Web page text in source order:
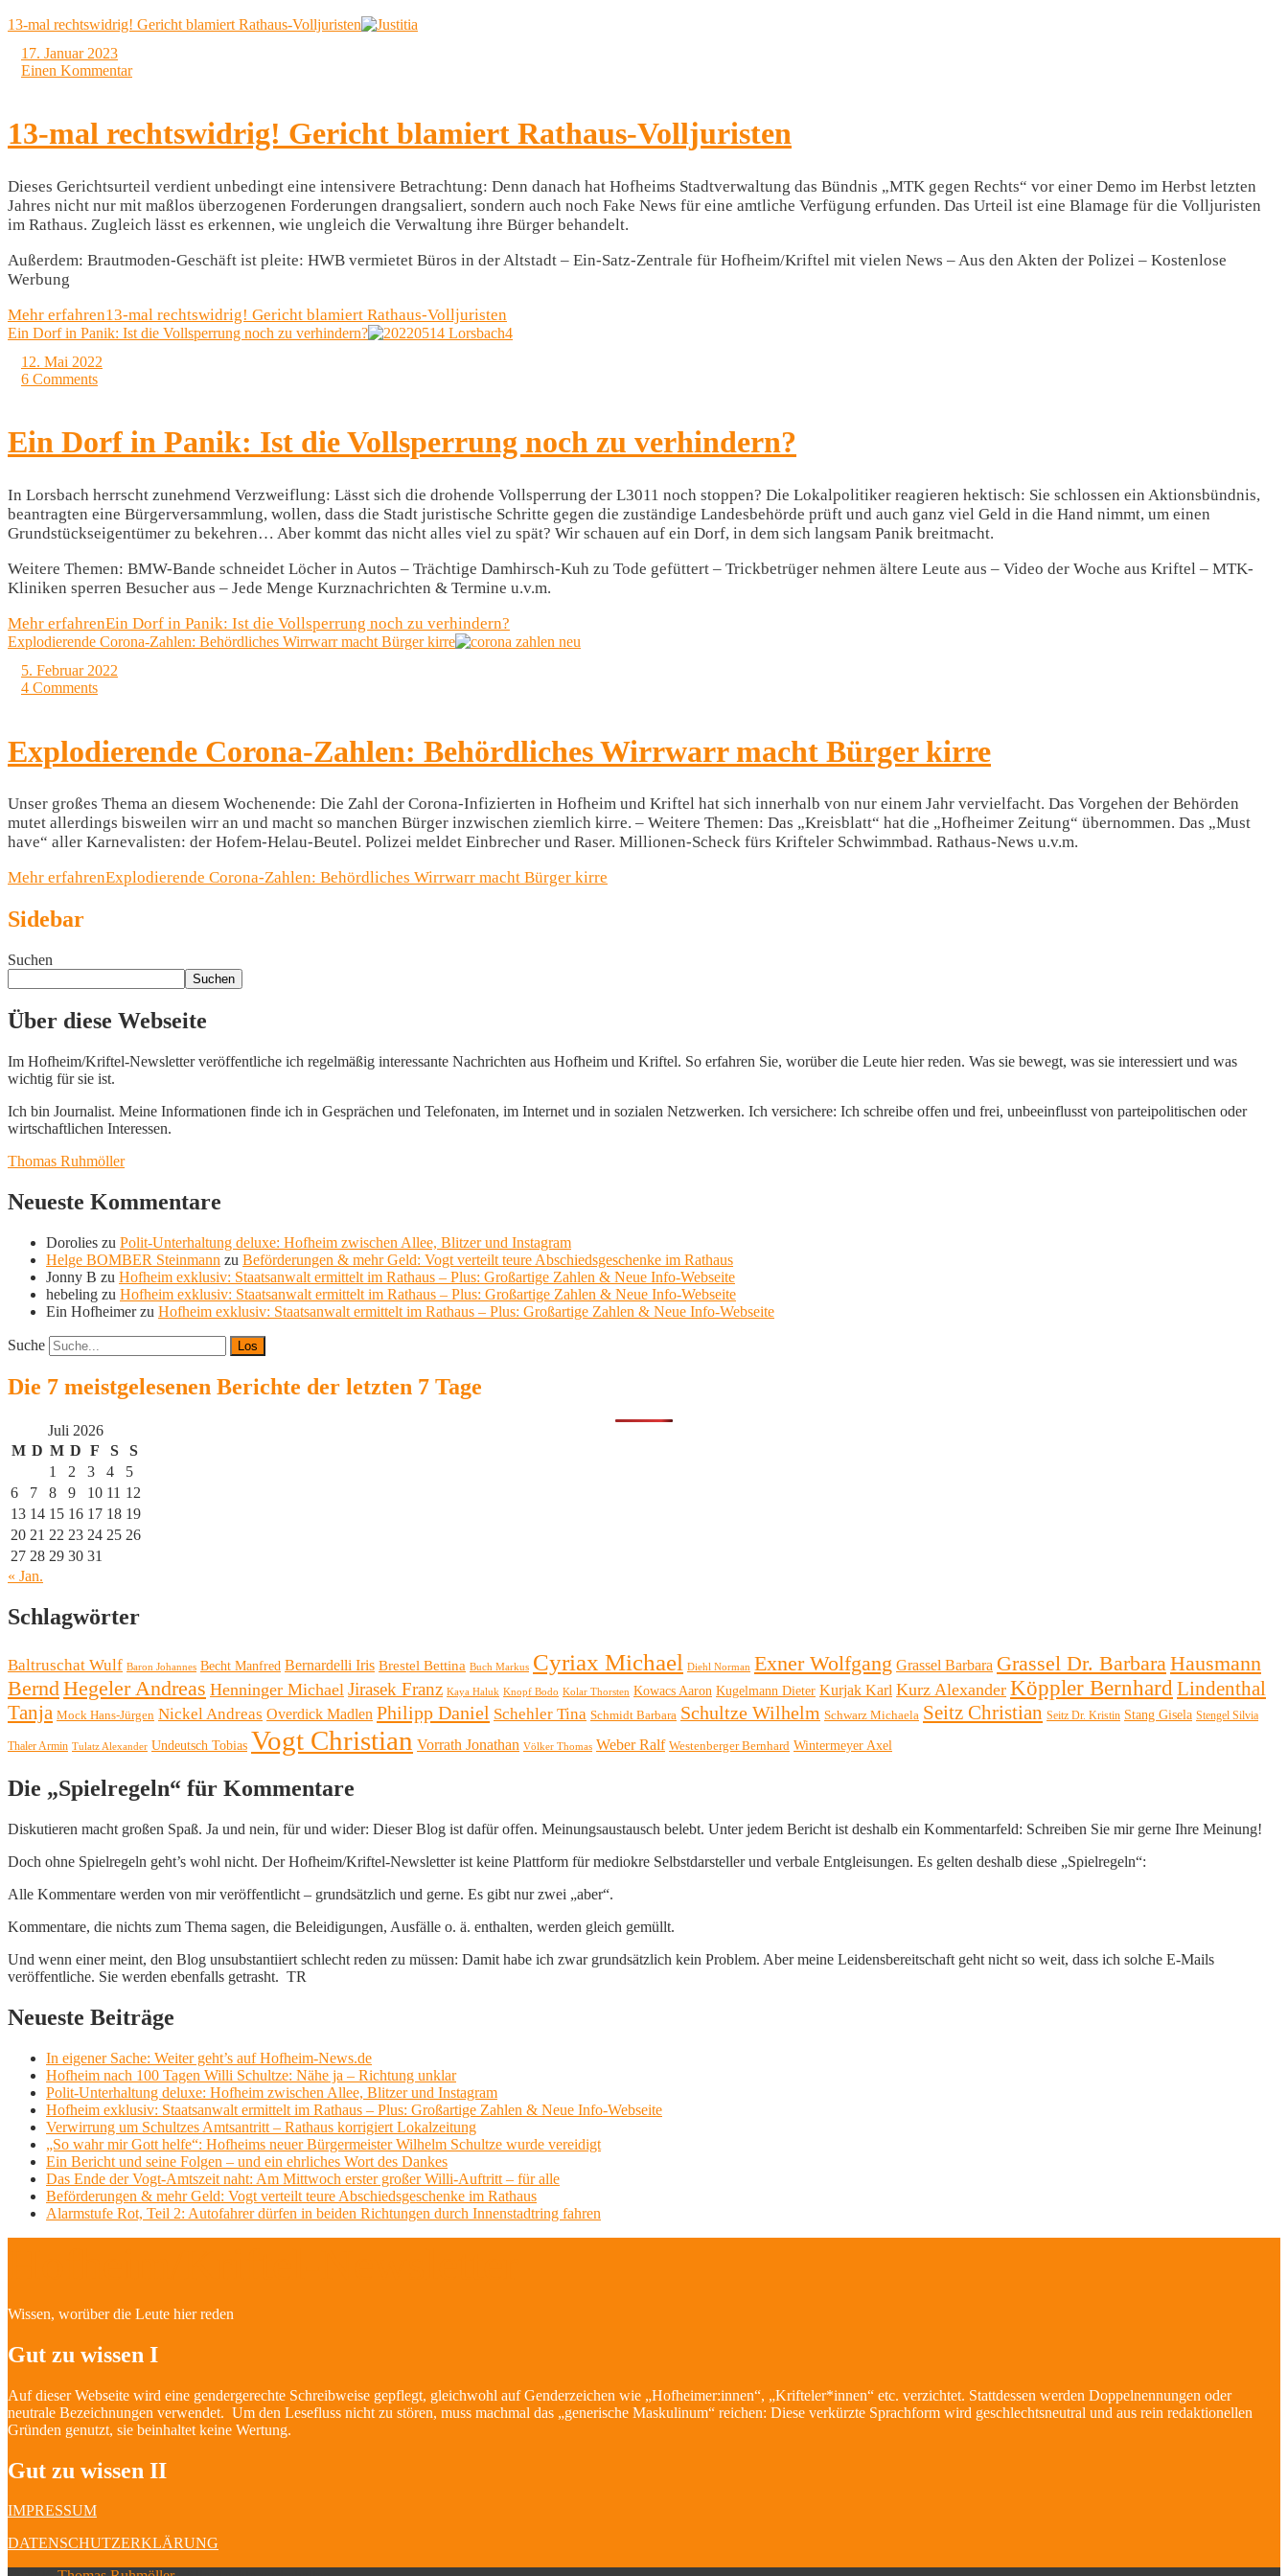
13-mal rechtswidrig! Gericht blamiert Rathaus-Volljuristen
17. Januar 2023
Einen Kommentar
13-mal rechtswidrig! Gericht blamiert Rathaus-Volljuristen
Dieses Gerichtsurteil verdient unbedingt eine intensivere Betrachtung: Denn danach hat Hofheims Stadtverwaltung das Bündnis „MTK gegen Rechts“ vor einer Demo im Herbst letzten
Jahres nicht nur mit maßlos überzogenen Forderungen drangsaliert, sondern auch noch Fake News für eine amtliche Verfügung erfunden. Das Urteil ist eine Blamage für die Volljuristen
im Rathaus. Zugleich lässt es erkennen, wie ungleich die Verwaltung ihre Bürger behandelt.
Außerdem: Brautmoden-Geschäft ist pleite: HWB vermietet Büros in der Altstadt – Ein-Satz-Zentrale für Hofheim/Kriftel mit vielen News – Aus den Akten der Polizei – Kostenlose
Werbung
Mehr erfahren13-mal rechtswidrig! Gericht blamiert Rathaus-Volljuristen
Ein Dorf in Panik: Ist die Vollsperrung noch zu verhindern?
12. Mai 2022
6 Comments
Ein Dorf in Panik: Ist die Vollsperrung noch zu verhindern?
In Lorsbach herrscht zunehmend Verzweiflung: Lässt sich die drohende Vollsperrung der L3011 noch stoppen? Die Lokalpolitiker reagieren hektisch: Sie schlossen ein Aktionsbündnis,
beantragten eine Bürgerversammlung, wollen, dass die Stadt juristische Schritte gegen die zuständige Landesbehörde prüft und auch ganz viel Geld in die Hand nimmt, um einen
Grundstückseigentümer zu bekehren… Aber kommt das nicht alles viel zu spät? Wir schauen auf ein Dorf, in dem sich langsam Panik breitmacht.
Weitere Themen: BMW-Bande schneidet Löcher in Autos – Trächtige Damhirsch-Kuh zu Tode gefüttert – Trickbetrüger nehmen ältere Leute aus – Video der Woche aus Kriftel – MTK-
Kliniken sperren Besucher aus – Jede Menge Kurznachrichten & Termine u.v.m.
Mehr erfahrenEin Dorf in Panik: Ist die Vollsperrung noch zu verhindern?
Explodierende Corona-Zahlen: Behördliches Wirrwarr macht Bürger kirre
5. Februar 2022
4 Comments
Explodierende Corona-Zahlen: Behördliches Wirrwarr macht Bürger kirre
Unser großes Thema an diesem Wochenende: Die Zahl der Corona-Infizierten in Hofheim und Kriftel hat sich innerhalb von nur einem Jahr vervielfacht. Das Vorgehen der Behörden
mutet allerdings bisweilen wirr an und macht so manchen Bürger inzwischen ziemlich kirre. – Weitere Themen: Das „Kreisblatt“ hat die „Hofheimer Zeitung“ übernommen. Das „Must
have“ aller Karnevalisten: der Hofem-Helau-Beutel. Polizei meldet Einbrecher und Raser. Millionen-Scheck fürs Krifteler Schwimmbad. Rathaus-News u.v.m.
Mehr erfahrenExplodierende Corona-Zahlen: Behördliches Wirrwarr macht Bürger kirre
Sidebar
Suchen
Suchen
Über diese Webseite
Im Hofheim/Kriftel-Newsletter veröffentliche ich regelmäßig interessante Nachrichten aus Hofheim und Kriftel. So erfahren Sie, worüber die Leute hier reden. Was sie bewegt, was sie interessiert und was
wichtig für sie ist.
Ich bin Journalist. Meine Informationen finde ich in Gesprächen und Telefonaten, im Internet und in sozialen Netzwerken. Ich versichere: Ich schreibe offen und frei, unbeeinflusst von parteipolitischen oder
wirtschaftlichen Interessen.
Thomas Ruhmöller
Neueste Kommentare
Dorolies zu Polit-Unterhaltung deluxe: Hofheim zwischen Allee, Blitzer und Instagram
Helge BOMBER Steinmann zu Beförderungen & mehr Geld: Vogt verteilt teure Abschiedsgeschenke im Rathaus
Jonny B zu Hofheim exklusiv: Staatsanwalt ermittelt im Rathaus – Plus: Großartige Zahlen & Neue Info-Webseite
hebeling zu Hofheim exklusiv: Staatsanwalt ermittelt im Rathaus – Plus: Großartige Zahlen & Neue Info-Webseite
Ein Hofheimerzu Hofheim exklusiv: Staatsanwalt ermittelt im Rathaus – Plus: Großartige Zahlen & Neue Info-Webseite
Suche
Die 7 meistgelesenen Berichte der letzten 7 Tage
Juli 2026
M D M D F S
S
1
2 3 4
5
6
7 8 9 10 11 12
13 14 15 16 17 18 19
20 21 22 23 24 25 26
27 28 29 30 31
« Jan.
Schlagwörter
Baltruschat Wulf Baron Johannes Becht Manfred Bernardelli Iris Brestel Bettina Buch Markus Cyriax Michael Diehl Norman Exner Wolfgang Grassel Barbara Grassel Dr. BarbaraHausmann
BerndHegeler Andreas Henninger Michael Jirasek Franz Kaya Haluk Knopf Bodo Kolar Thorsten Kowacs Aaron Kugelmann Dieter Kurjak Karl Kurz Alexander Köppler BernhardLindenthal
Tanja Mock Hans-Jürgen Nickel Andreas Overdick Madlen Philipp Daniel Schehler Tina Schmidt Barbara Schultze Wilhelm Schwarz Michaela Seitz Christian Seitz Dr. Kristin Stang Gisela Stengel Silvia
Thaler Armin Tulatz Alexander Undeutsch Tobias Vogt Christian Vorrath Jonathan Völker Thomas Weber Ralf Westenberger Bernhard Wintermeyer Axel
Die „Spielregeln“ für Kommentare
Diskutieren macht großen Spaß. Ja und nein, für und wider: Dieser Blog ist dafür offen. Meinungsaustausch belebt. Unter jedem Bericht ist deshalb ein Kommentarfeld: Schreiben Sie mir gerne Ihre Meinung!
Doch ohne Spielregeln geht’s wohl nicht. Der Hofheim/Kriftel-Newsletter ist keine Plattform für mediokre Selbstdarsteller und verbale Entgleisungen. Es gelten deshalb diese „Spielregeln“:
Alle Kommentare werden von mir veröffentlicht – grundsätzlich und gerne. Es gibt nur zwei „aber“.
Kommentare, die nichts zum Thema sagen, die Beleidigungen, Ausfälle o. ä. enthalten, werden gleich gemüllt.
Und wenn einer meint, den Blog unsubstantiiert schlecht reden zu müssen: Damit habe ich zwar grundsätzlich kein Problem. Aber meine Leidensbereitschaft geht nicht so weit, dass ich solche E-Mails
veröffentliche. Sie werden ebenfalls getrasht. TR
Neueste Beiträge
In eigener Sache: Weiter geht’s auf Hofheim-News.de
Hofheim nach 100 Tagen Willi Schultze: Nähe ja – Richtung unklar
Polit-Unterhaltung deluxe: Hofheim zwischen Allee, Blitzer und Instagram
Hofheim exklusiv: Staatsanwalt ermittelt im Rathaus – Plus: Großartige Zahlen & Neue Info-Webseite
Verwirrung um Schultzes Amtsantritt – Rathaus korrigiert Lokalzeitung
„So wahr mir Gott helfe“: Hofheims neuer Bürgermeister Wilhelm Schultze wurde vereidigt
Ein Bericht und seine Folgen – und ein ehrliches Wort des Dankes
Das Ende der Vogt-Amtszeit naht: Am Mittwoch erster großer Willi-Auftritt – für alle
Beförderungen & mehr Geld: Vogt verteilt teure Abschiedsgeschenke im Rathaus
Alarmstufe Rot, Teil 2: Autofahrer dürfen in beiden Richtungen durch Innenstadtring fahren
Wissen, worüber die Leute hier reden
Gut zu wissen I
Auf dieser Webseite wird eine gendergerechte Schreibweise gepflegt, gleichwohl auf Genderzeichen wie „Hofheimer:innen“, „Krifteler*innen“ etc. verzichtet. Stattdessen werden Doppelnennungen oder
neutrale Bezeichnungen verwendet. Um den Lesefluss nicht zu stören, muss machmal das „generische Maskulinum“ reichen: Diese verkürzte Sprachform wird geschlechtsneutral und aus rein redaktionellen
Gründen genutzt, sie beinhaltet keine Wertung.
Gut zu wissen II
IMPRESSUM
DATENSCHUTZERKLÄRUNG